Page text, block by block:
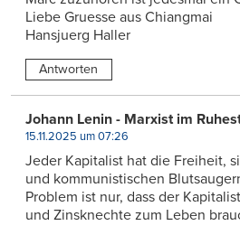
Liebe Gruesse aus Chiangmai
Hansjuerg Haller
Antworten
Johann Lenin - Marxist im
15.11.2025 um 07:26
Jeder Kapitalist hat die Freiheit,
und kommunistischen
Problem ist nur, dass der
und Zinsknechte zum Leben